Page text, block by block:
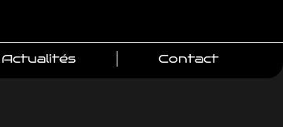
Actualités Contact